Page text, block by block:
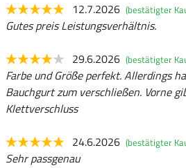
12.7.2026 (bestätigter
Gutes preis Leistungsverhältnis.
29.6.2026 (bestätigter
Farbe und Größe perfekt. Allerdings
Bauchgurt zum verschließen. Vorne
Klettverschluss
24.6.2026 (bestätigter
Sehr passgenau